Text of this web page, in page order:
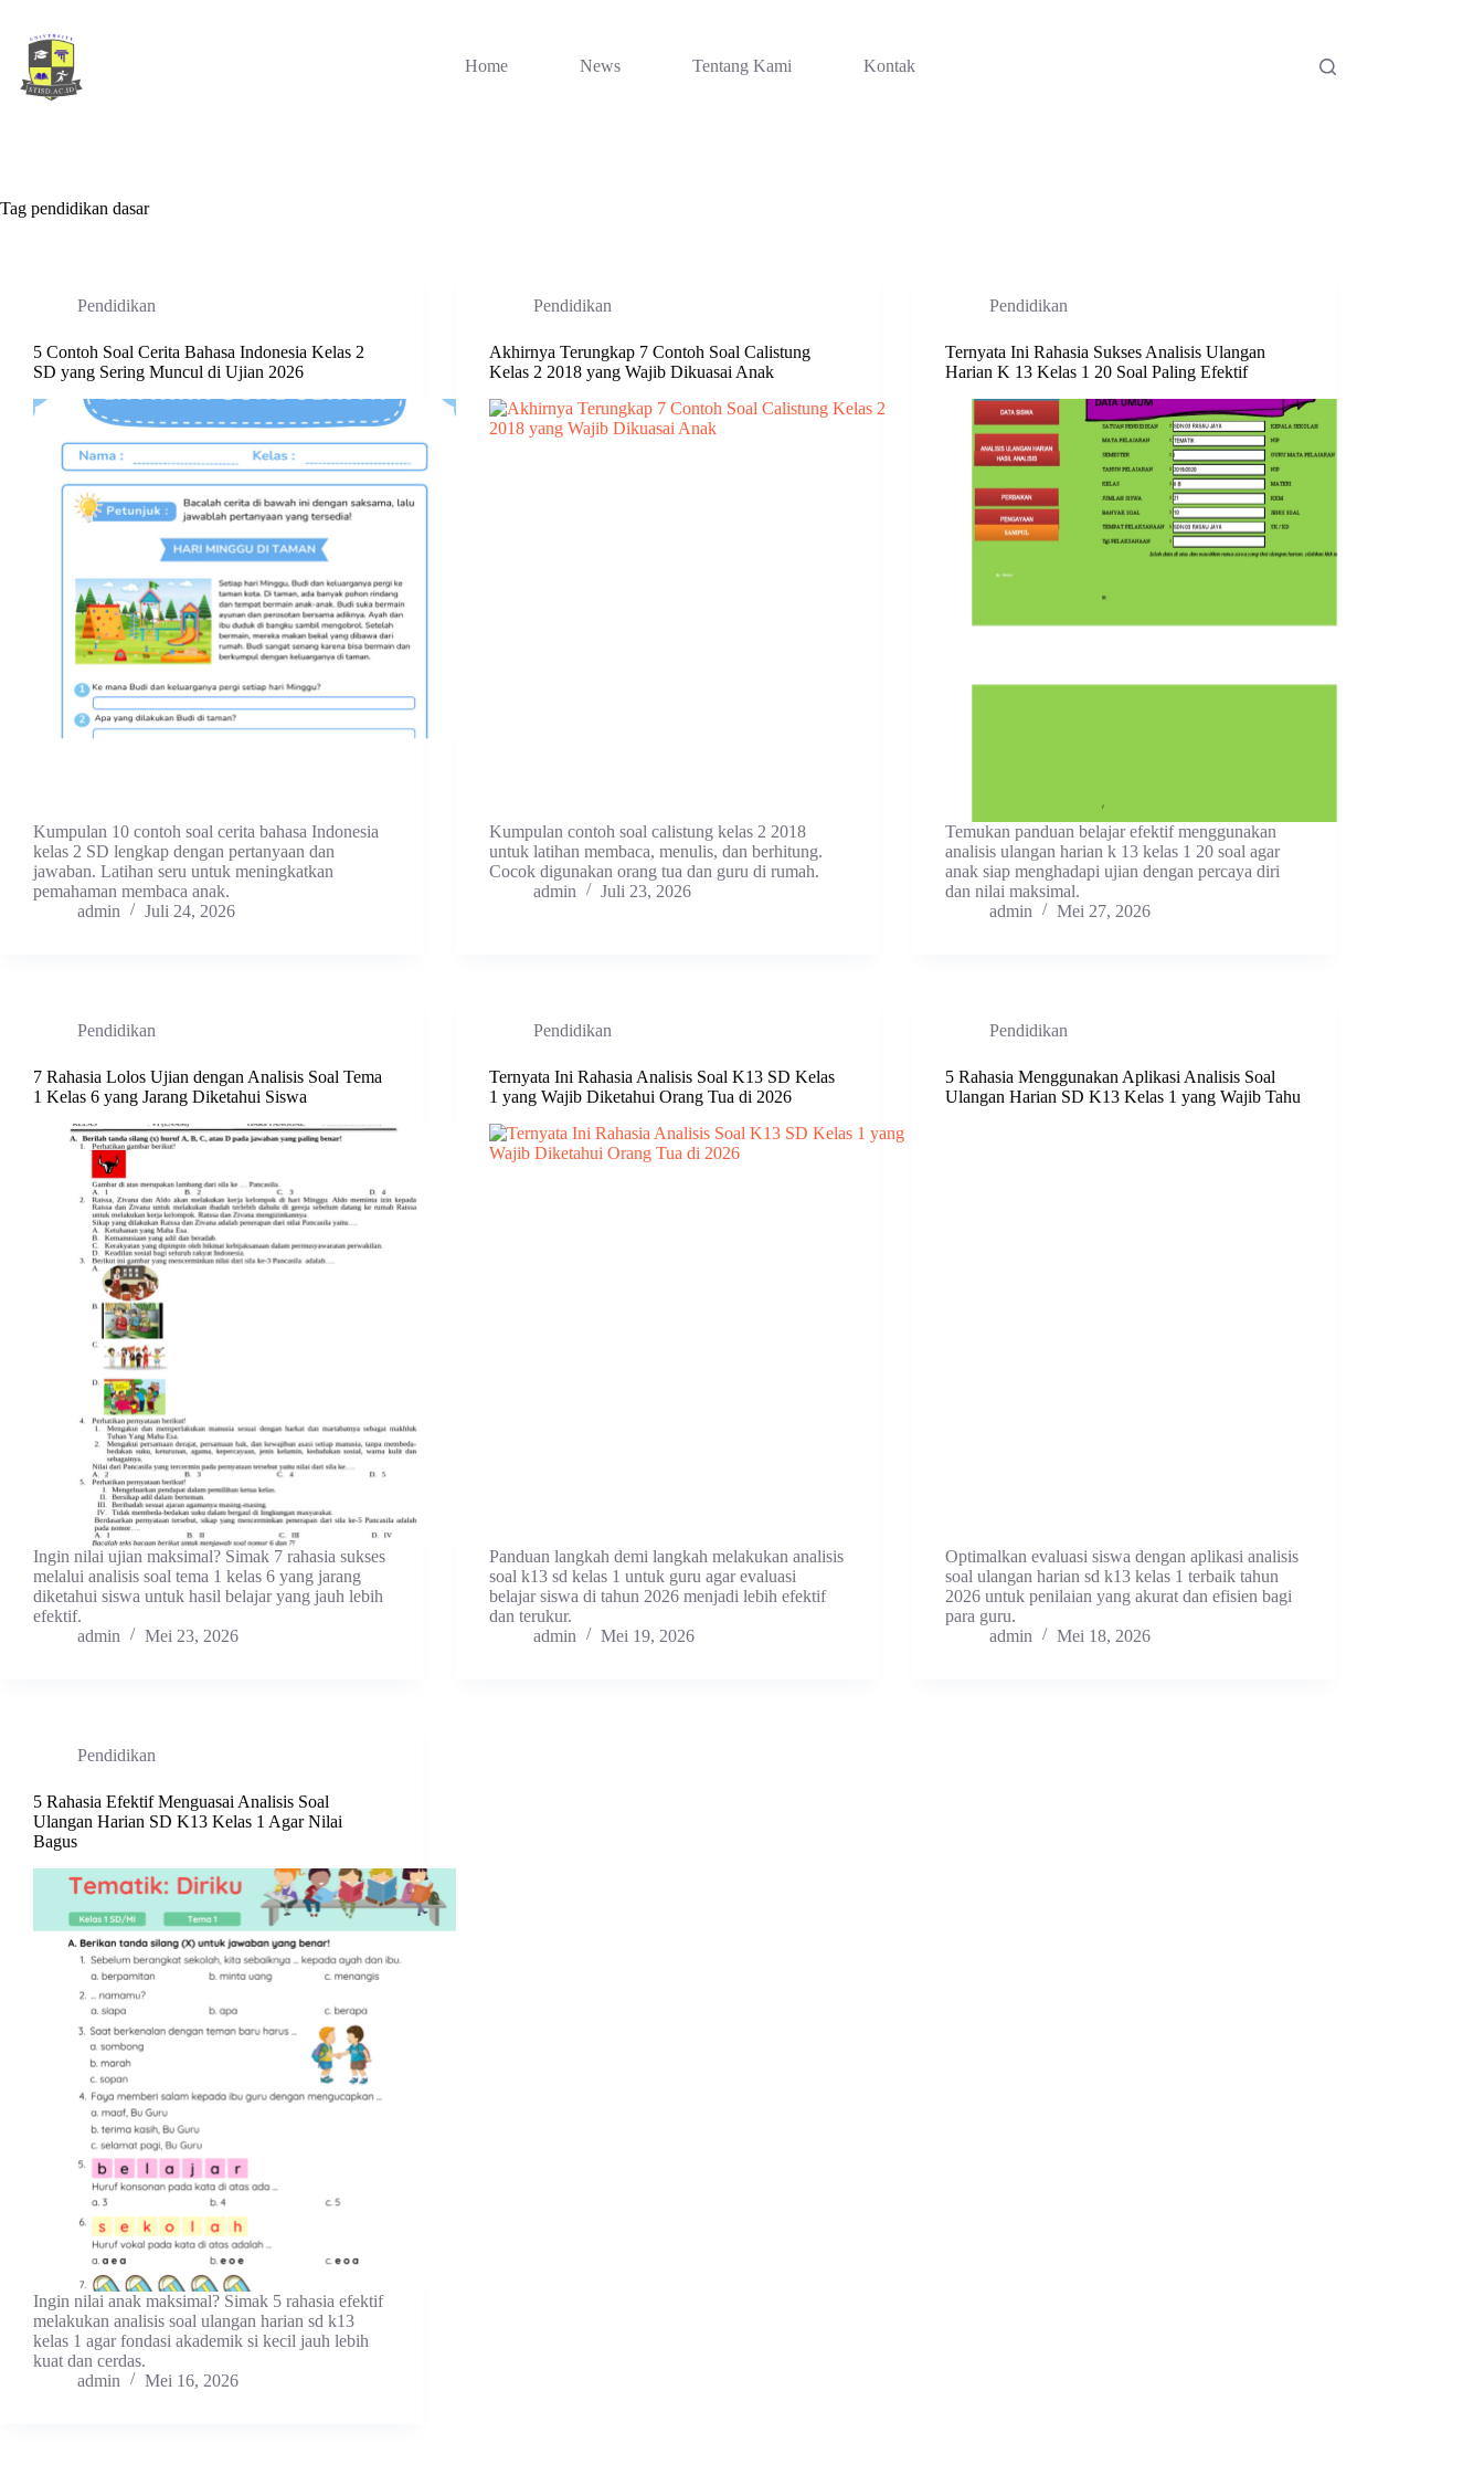
content
Home
News Tentang Kami Kontak
Tag pendidikan dasar
Pendidikan
5 Contoh Soal Cerita Bahasa Indonesia Kelas 2
SD yang Sering Muncul di Ujian 2026
Kumpulan 10 contoh soal cerita bahasa Indonesia
kelas 2 SD lengkap dengan pertanyaan dan
jawaban. Latihan seru untuk meningkatkan
pemahaman membaca anak.
admin
Juli 24, 2026
Pendidikan
Akhirnya Terungkap 7 Contoh Soal Calistung
Kelas 2 2018 yang Wajib Dikuasai Anak
Kumpulan contoh soal calistung kelas 2 2018
untuk latihan membaca, menulis, dan berhitung.
Cocok digunakan orang tua dan guru di rumah.
admin
Juli 23, 2026
Pendidikan
Ternyata Ini Rahasia Sukses Analisis Ulangan
Harian K 13 Kelas 1 20 Soal Paling Efektif
Temukan panduan belajar efektif menggunakan
analisis ulangan harian k 13 kelas 1 20 soal agar
anak siap menghadapi ujian dengan percaya diri
dan nilai maksimal.
admin
Mei 27, 2026
Pendidikan
7 Rahasia Lolos Ujian dengan Analisis Soal Tema
1 Kelas 6 yang Jarang Diketahui Siswa
Ingin nilai ujian maksimal? Simak 7 rahasia sukses
melalui analisis soal tema 1 kelas 6 yang jarang
diketahui siswa untuk hasil belajar yang jauh lebih
efektif.
admin
Mei 23, 2026
Pendidikan
Ternyata Ini Rahasia Analisis Soal K13 SD Kelas
1 yang Wajib Diketahui Orang Tua di 2026
Panduan langkah demi langkah melakukan analisis
soal k13 sd kelas 1 untuk guru agar evaluasi
belajar siswa di tahun 2026 menjadi lebih efektif
dan terukur.
admin
Mei 19, 2026
Pendidikan
5 Rahasia Menggunakan Aplikasi Analisis Soal
Ulangan Harian SD K13 Kelas 1 yang Wajib Tahu
Optimalkan evaluasi siswa dengan aplikasi analisis
soal ulangan harian sd k13 kelas 1 terbaik tahun
2026 untuk penilaian yang akurat dan efisien bagi
para guru.
admin
Mei 18, 2026
Pendidikan
5 Rahasia Efektif Menguasai Analisis Soal
Ulangan Harian SD K13 Kelas 1 Agar Nilai
Bagus
Ingin nilai anak maksimal? Simak 5 rahasia efektif
melakukan analisis soal ulangan harian sd k13
kelas 1 agar fondasi akademik si kecil jauh lebih
kuat dan cerdas.
admin
Mei 16, 2026